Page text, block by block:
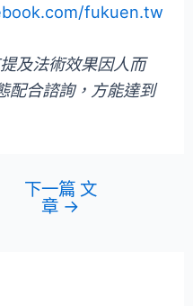
fukuen.tw
及法術效果因人而
配合諮詢，方能達到
下一篇 文
章 →